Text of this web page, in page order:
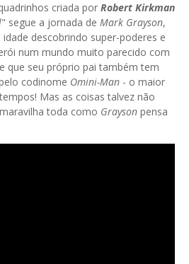
criada por Robert Kirkman
" segue a jornada de Mark Grayson,
descobrindo super-poderes e
num mundo muito parecido com
que seu próprio pai também tem
codinome Omini-Man - o maior
Mas as coisas talvez não
toda como Grayson pensa